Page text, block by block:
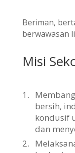
Beriman,
berwawasan
Misi
1.
bersih,
kondusif
dan
2.